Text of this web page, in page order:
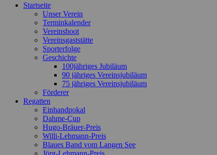
Zum
Startseite
Unser Verein
Terminkalender
Vereinsboot
Vereinsgaststätte
Sporterfolge
Geschichte
100jähriges Jubiläum
90 jähriges Vereinsjubiläum
75 jähriges Vereinsjubiläum
Förderer
Regatten
Einhandpokal
Dahme-Cup
Hugo-Bräuer-Preis
Willi-Lehmann-Preis
Blaues Band vom Langen See
Jörg-Lehmann-Preis